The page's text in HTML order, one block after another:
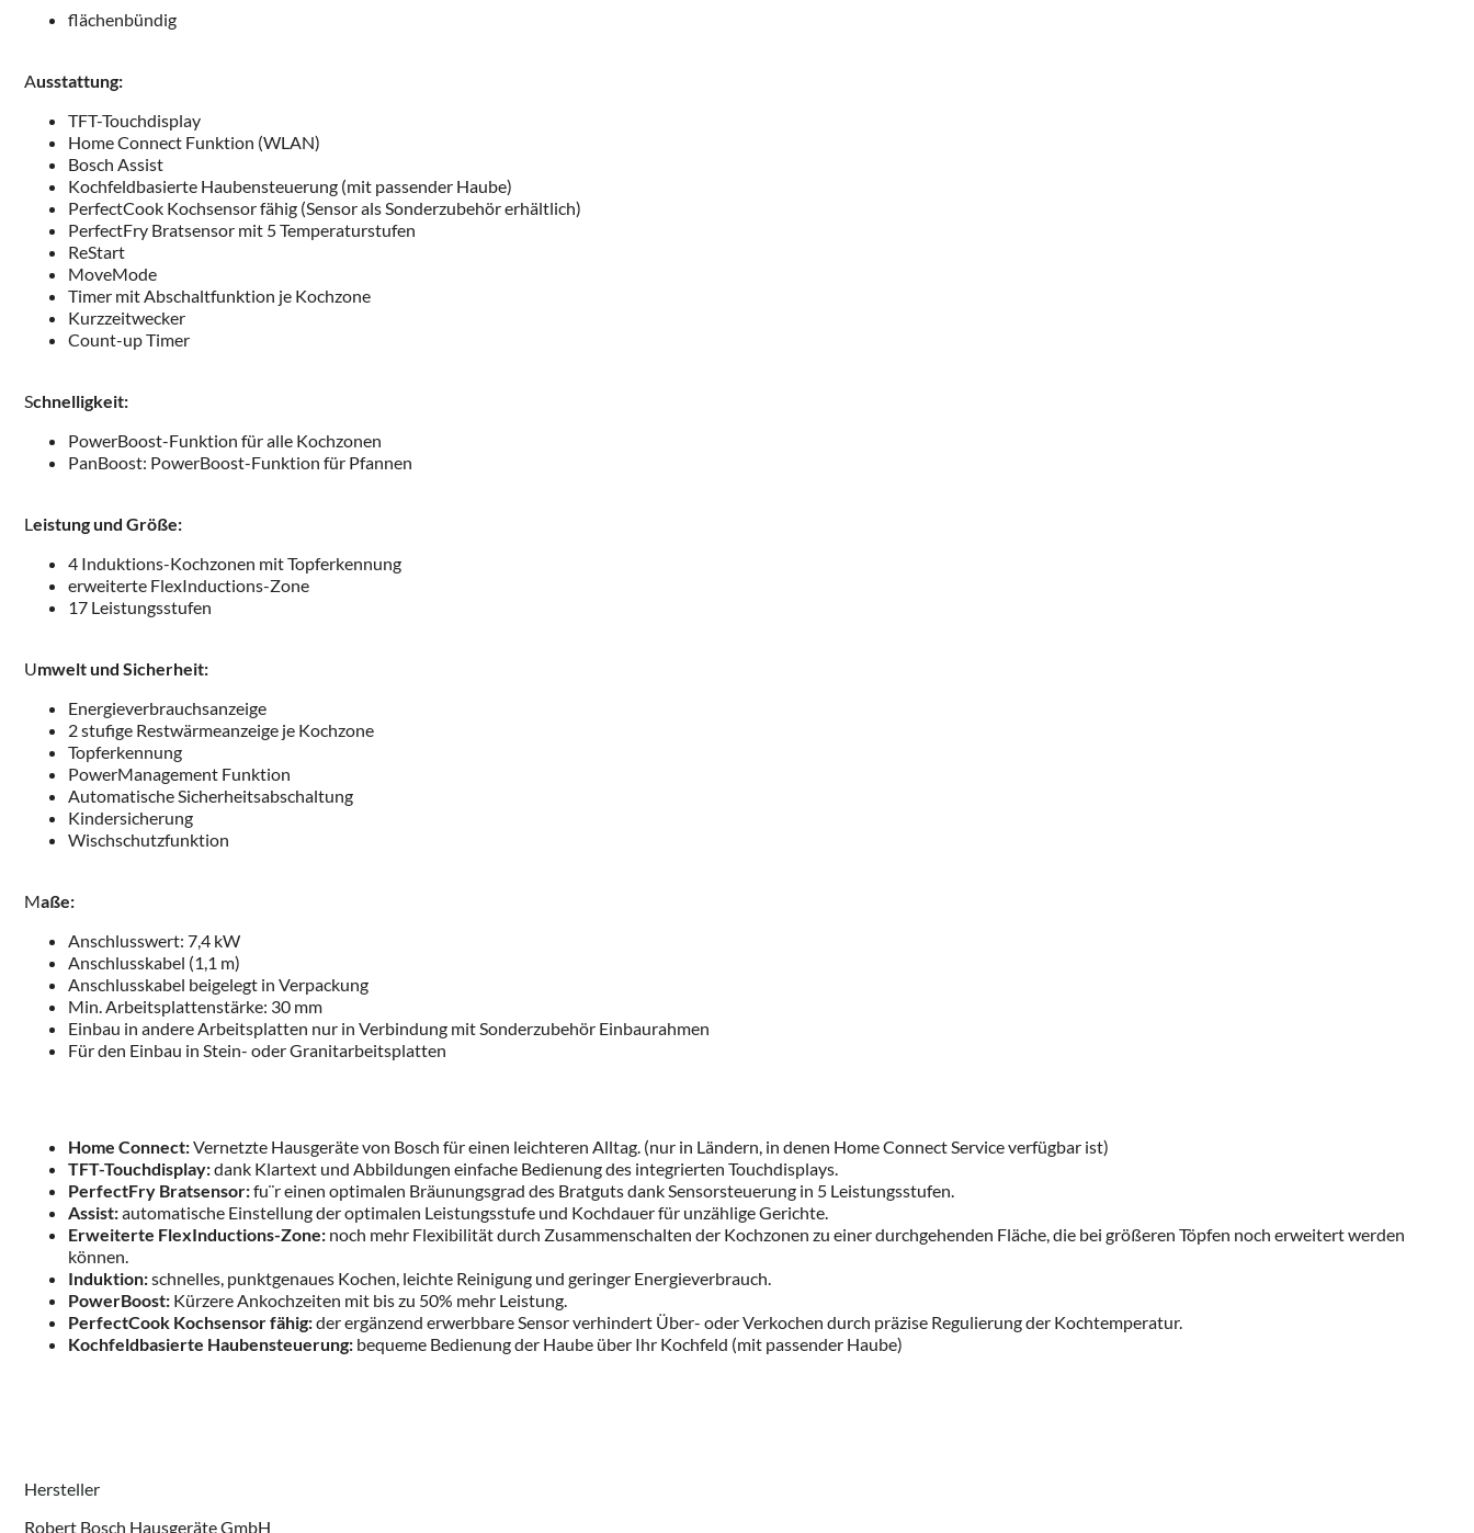
flächenbündig
Ausstattung:
TFT-Touchdisplay
Home Connect Funktion (WLAN)
Bosch Assist
Kochfeldbasierte Haubensteuerung (mit passender Haube)
PerfectCook Kochsensor fähig (Sensor als Sonderzubehör erhältlich)
PerfectFry Bratsensor mit 5 Temperaturstufen
ReStart
MoveMode
Timer mit Abschaltfunktion je Kochzone
Kurzzeitwecker
Count-up Timer
Schnelligkeit:
PowerBoost-Funktion für alle Kochzonen
PanBoost: PowerBoost-Funktion für Pfannen
Leistung und Größe:
4 Induktions-Kochzonen mit Topferkennung
erweiterte FlexInductions-Zone
17 Leistungsstufen
Umwelt und Sicherheit:
Energieverbrauchsanzeige
2 stufige Restwärmeanzeige je Kochzone
Topferkennung
PowerManagement Funktion
Automatische Sicherheitsabschaltung
Kindersicherung
Wischschutzfunktion
Maße:
Anschlusswert: 7,4 kW
Anschlusskabel (1,1 m)
Anschlusskabel beigelegt in Verpackung
Min. Arbeitsplattenstärke: 30 mm
Einbau in andere Arbeitsplatten nur in Verbindung mit Sonderzubehör Einbaurahmen
Für den Einbau in Stein- oder Granitarbeitsplatten
Home Connect:Vernetzte Hausgeräte von Bosch für einen leichteren Alltag. (nur in Ländern, in denen Home Connect Service verfügbar ist)
TFT-Touchdisplay:dank Klartext und Abbildungen einfache Bedienung des integrierten Touchdisplays.
PerfectFry Bratsensor:fu¨r einen optimalen Bräunungsgrad des Bratguts dank Sensorsteuerung in 5 Leistungsstufen.
Assist:automatische Einstellung der optimalen Leistungsstufe und Kochdauer für unzählige Gerichte.
Erweiterte FlexInductions-Zone: noch mehr Flexibilität durch Zusammenschalten der Kochzonen zu einer durchgehenden Fläche, die bei größeren Töpfen noch erweitert werden
können.
Induktion:schnelles, punktgenaues Kochen, leichte Reinigung und geringer Energieverbrauch.
PowerBoost: Kürzere Ankochzeiten mit bis zu 50% mehr Leistung.
PerfectCook Kochsensor fähig:der ergänzend erwerbbare Sensor verhindert Über- oder Verkochen durch präzise Regulierung der Kochtemperatur.
Kochfeldbasierte Haubensteuerung: bequeme Bedienung der Haube über Ihr Kochfeld (mit passender Haube)
Hersteller
Robert Bosch Hausgeräte GmbH